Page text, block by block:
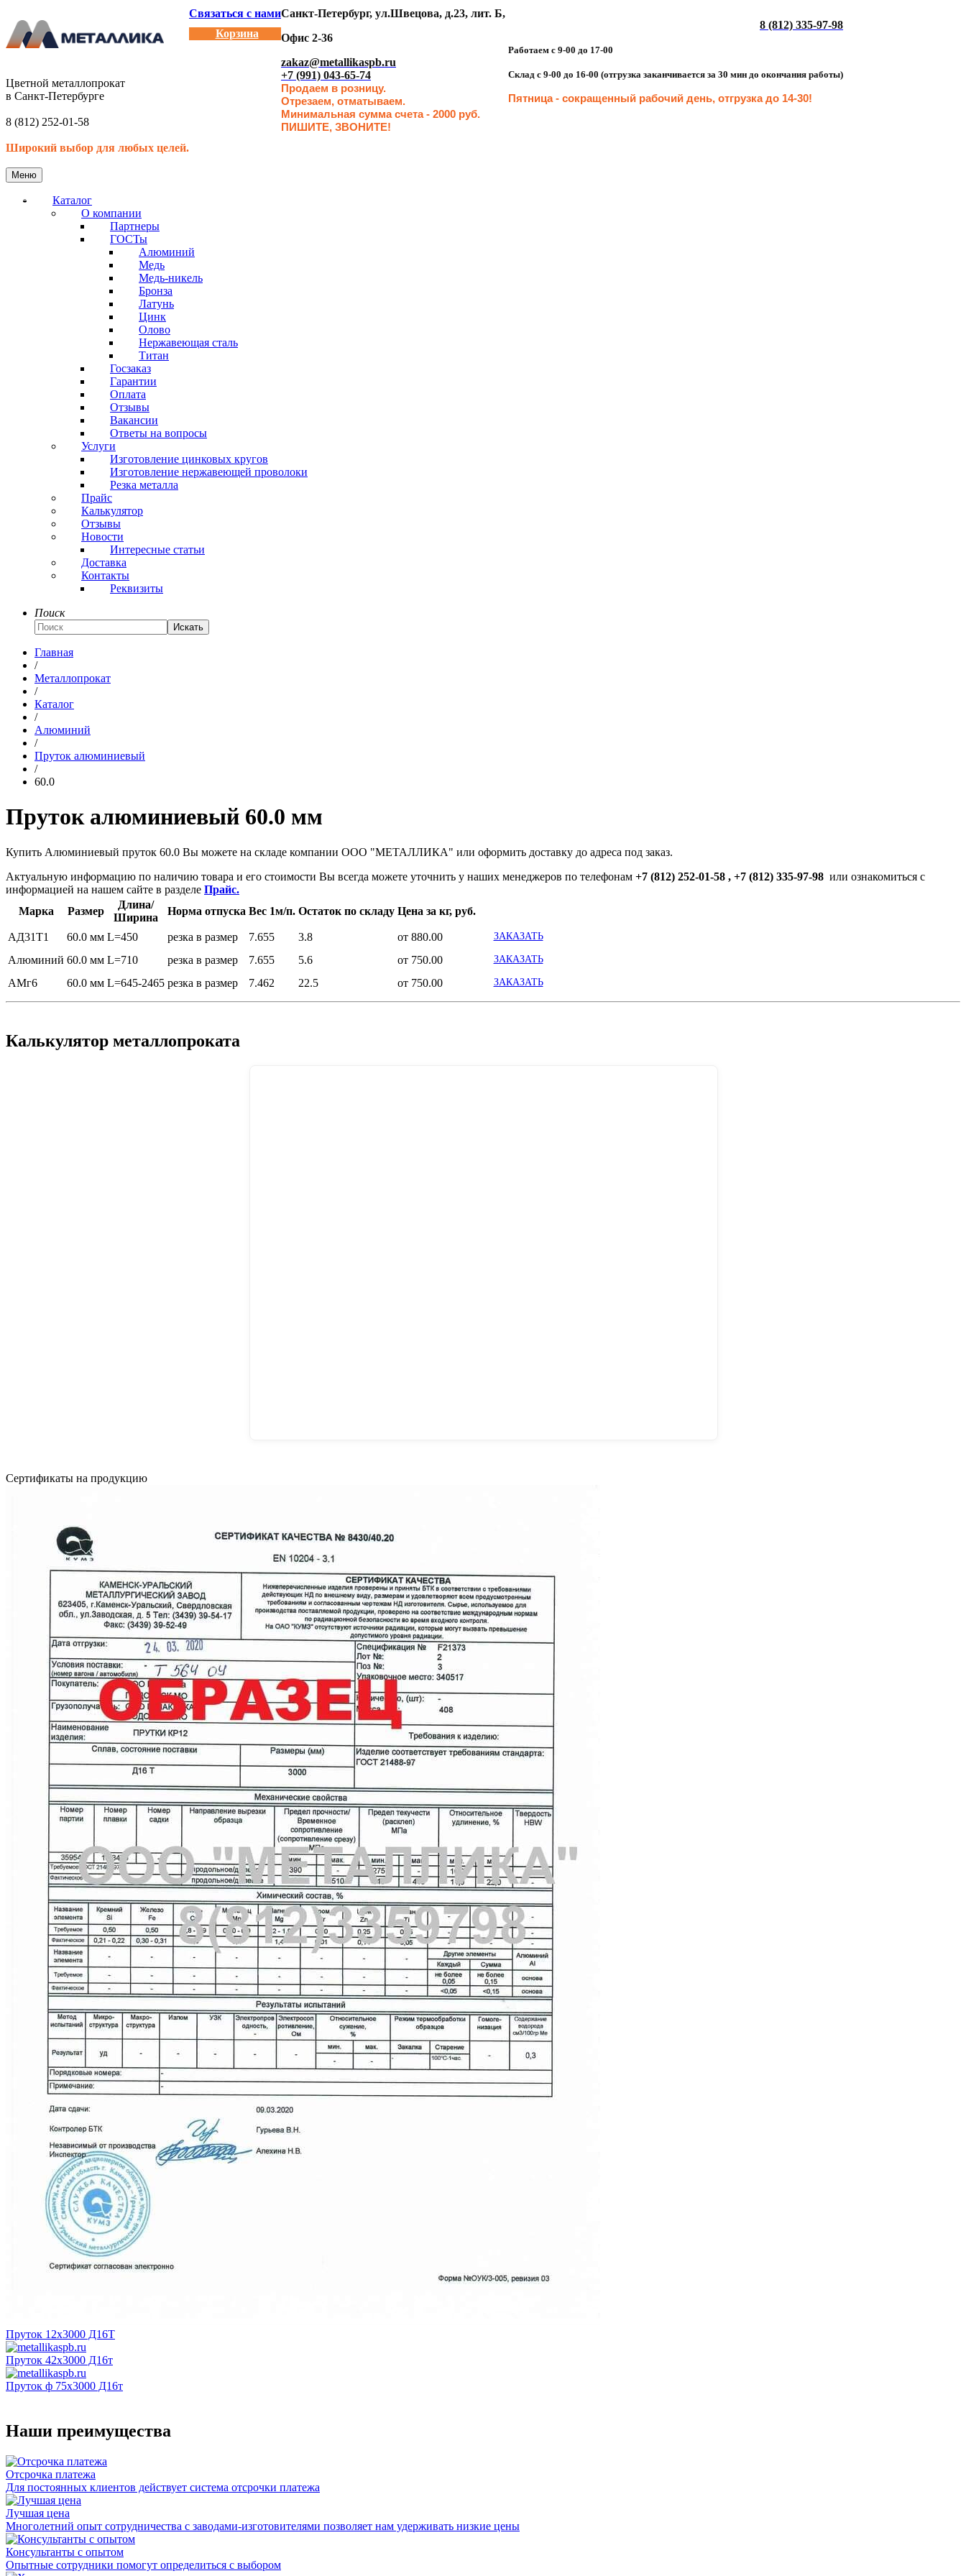
Цветной металлопрокат
в Санкт-Петербурге
8 (812) 252-01-58
Широкий выбор для любых целей.
Связаться с нами
Корзина
Санкт-Петербург, ул.Швецова, д.23, лит. Б,
Офис 2-36
zakaz@metallikaspb.ru
+7 (991) 043-65-74
Продаем в розницу.
Отрезаем, отматываем.
Минимальная сумма счета - 2000 руб.
ПИШИТЕ, ЗВОНИТЕ!
8 (812) 335-97-98
Работаем с 9-00 до 17-00
Склад с 9-00 до 16-00 (отгрузка заканчивается за 30 мин до окончания работы)
Пятница - сокращенный рабочий день, отгрузка до 14-30!
Меню
Каталог
О компании
Партнеры
ГОСТы
Алюминий
Медь
Медь-никель
Бронза
Латунь
Цинк
Олово
Нержавеющая сталь
Титан
Госзаказ
Гарантии
Оплата
Отзывы
Вакансии
Ответы на вопросы
Услуги
Изготовление цинковых кругов
Изготовление нержавеющей проволоки
Резка металла
Прайс
Калькулятор
Отзывы
Новости
Интересные статьи
Доставка
Контакты
Реквизиты
Поиск
Искать
Главная
/
Металлопрокат
/
Каталог
/
Алюминий
/
Пруток алюминиевый
/
60.0
Пруток алюминиевый 60.0 мм
Купить Алюминиевый пруток 60.0 Вы можете на складе компании ООО "МЕТАЛЛИКА" или оформить доставку до адреса под заказ.
Актуальную информацию по наличию товара и его стоимости Вы всегда можете уточнить у наших менеджеров по телефонам +7 (812) 252-01-58 , +7 (812) 335-97-98 или ознакомиться с
информацией на нашем сайте в разделе Прайс.
Марка
Размер
Длина/
Ширина
Норма отпуска Вес 1м/п. Остаток по складу Цена за кг, руб.
АД31Т1 60.0 мм L=450 резка в размер 7.655 3.8 от 880.00 ЗАКАЗАТЬ
Алюминий 60.0 мм L=710 резка в размер 7.655 5.6 от 750.00 ЗАКАЗАТЬ
АМг6 60.0 мм L=645-2465 резка в размер 7.462 22.5 от 750.00 ЗАКАЗАТЬ
Калькулятор металлопроката
Сертификаты на продукцию
Пруток 12х3000 Д16Т
Пруток 42х3000 Д16т
Пруток ф 75х3000 Д16т
Наши преимущества
Отсрочка платежа
Для постоянных клиентов действует система отсрочки платежа
Лучшая цена
Многолетний опыт сотрудничества с заводами-изготовителями позволяет нам удерживать низкие цены
Консультанты с опытом
Опытные сотрудники помогут определиться с выбором